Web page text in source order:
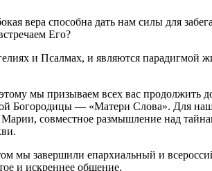
вера способна дать нам силы для
Его?
и Псалмах, и являются парадигмой
мы призываем всех вас
Богородицы — «Матери Слова». Для
совместное размышление над
мы завершили епархиальный и
и искреннее общение.